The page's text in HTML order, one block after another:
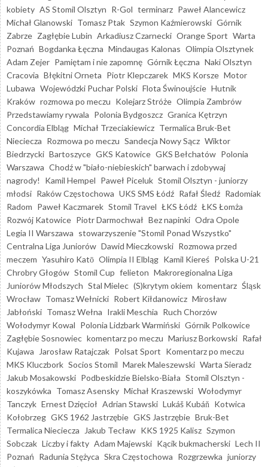
kobiety AS Stomil Olsztyn R-Gol terminarz Paweł Alancewicz
Michał Glanowski Tomasz Ptak Szymon Kaźmierowski Górnik
Zabrze Zagłębie Lubin Arkadiusz Czarnecki Orange Sport Warta
Poznań Bogdanka Łęczna Mindaugas Kalonas Olimpia Olsztynek
Adam Zejer Pamiętam i nie zapomnę Górnik Łęczna Naki Olsztyn
Cracovia Błękitni Orneta Piotr Klepczarek MKS Korsze Motor
Lubawa Wojewódzki Puchar Polski Flota Świnoujście Hutnik
Kraków rozmowa po meczu Kolejarz Stróże Olimpia Zambrów
Przedstawiamy rywala Polonia Bydgoszcz Granica Kętrzyn
Concordia Elbląg Michał Trzeciakiewicz Termalica Bruk-Bet
Nieciecza Rozmowa po meczu Sandecja Nowy Sącz Wiktor
Biedrzycki Bartoszyce GKS Katowice GKS Bełchatów Polonia
Warszawa Chodź w "biało-niebieskich" barwach i zdobywaj
nagrody!
Kamil Hempel Paweł Piceluk Stomil Olsztyn - juniorzy
młodsi Raków Częstochowa UKS SMS Łódź Rafał Śledź Radomiak
Radom Paweł Kaczmarek Stomil Travel ŁKS Łódź ŁKS Łomża
Rozwój Katowice Piotr Darmochwał Bez napinki Odra Opole
Legia II Warszawa stowarzyszenie "Stomil Ponad Wszystko"
Centralna Liga Juniorów Dawid Mieczkowski Rozmowa przed
meczem Yasuhiro Katō Olimpia II Elbląg Kamil Kiereś Polska U-21
Chrobry Głogów Stomil Cup felieton Makroregionalna Liga
Juniorów Młodszych Stal Mielec (S)krytym okiem komentarz Śląsk
Wrocław Tomasz Wełnicki Robert Kiłdanowicz Mirosław
Jabłoński Tomasz Wełna Irakli Meschia Ruch Chorzów
Wołodymyr Kowal Polonia Lidzbark Warmiński Górnik Polkowice
Zagłębie Sosnowiec komentarz po meczu Mariusz Borkowski Rafał
Kujawa
Jarosław Ratajczak Polsat Sport Komentarz po meczu
MKS Kluczbork Socios Stomil Marek Maleszewski Warta Sieradz
Jakub Mosakowski Podbeskidzie Bielsko-Biała Stomil Olsztyn -
koszykówka Tomasz Asensky Michał Kraszewski Wołodymyr
Tanczyk Ernest Dzięcioł Adrian Stawski Lukáš Kubáň Kotwica
Kołobrzeg GKS 1962 Jastrzębie GKS Jastrzębie Bruk-Bet
Termalica Nieciecza
Jakub Tecław KKS 1925 Kalisz Szymon
Sobczak Liczby i fakty Adam Majewski Kącik bukmacherski Lech II
Poznań Radunia Stężyca Skra Częstochowa Rozgrzewka juniorzy